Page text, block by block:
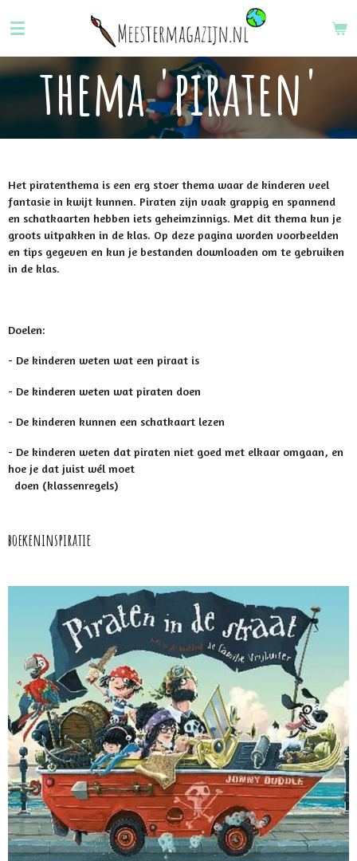
direct
naar
de
hoofdinhoud
thema 'piraten'
Het piratenthema is een erg stoer thema waar de kinderen veel
fantasie in kwijt kunnen. Piraten zijn vaak grappig en spannend
en schatkaarten hebben iets geheimzinnigs. Met dit thema kun je
groots uitpakken in de klas. Op deze pagina worden voorbeelden
en tips gegeven en kun je bestanden downloaden om te gebruiken
in de klas.
Doelen:
- De kinderen weten wat een piraat is
- De kinderen weten wat piraten doen
- De kinderen kunnen een schatkaart lezen
- De kinderen weten dat piraten niet goed met elkaar omgaan, en
hoe je dat juist wél moet
doen (klassenregels)
boekeninspiratie